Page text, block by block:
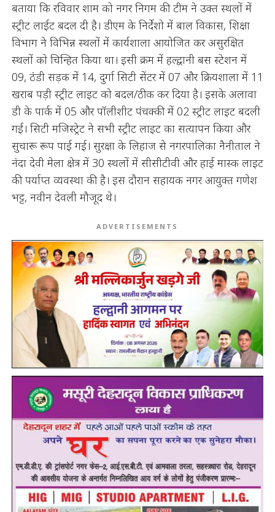
बताया कि रविवार शाम को नगर निगम की टीम ने उक्त स्थलों में
स्ट्रीट लाईट बदल दी है। डीएम के निर्देशो में बाल विकास, शिक्षा
विभाग ने विभिन्न स्थलों में कार्यशाला आयोजित कर असुरक्षित
स्थलों को चिन्हित किया था। इसी क्रम में हल्द्वानी बस स्टेशन में
09, ठंडी सड़क में 14, दुर्गा सिटी सेंटर में 07 और क्रियशाला में 11
खराब पड़ी स्ट्रीट लाइट को बदल/ठीक कर दिया है। इसके अलावा
डी के पार्क में 05 और पॉलीशीट पंचक्की में 02 स्ट्रीट लाइट बदली
गई। सिटी मजिस्ट्रेट ने सभी स्ट्रीट लाइट का सत्यापन किया और
सुचारू रूप पाई गई। सुरक्षा के लिहाज से नगरपालिका नैनीताल ने
नंदा देवी मेला क्षेत्र में 30 स्थलों में सीसीटीवी और हाई मास्क लाइट
की पर्याप्त व्यवस्था की है। इस दौरान सहायक नगर आयुक्त गणेश
भट्ट, नवीन देवली मौजूद थे।
ADVERTISEMENTS